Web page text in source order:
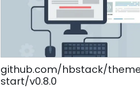
github.com/hbstack/
start/v0.8.0